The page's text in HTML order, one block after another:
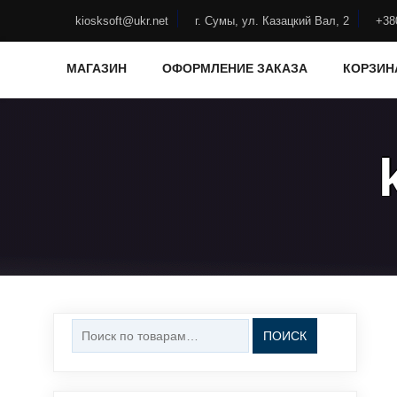
kiosksoft@ukr.net г. Сумы, ул. Казацкий Вал, 2
МАГАЗИН ОФОРМЛЕНИЕ ЗАКАЗА
Искать:
ПОИСК